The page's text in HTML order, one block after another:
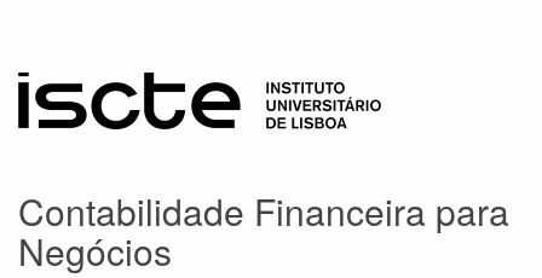
Contabilidade Financeira para
Negócios